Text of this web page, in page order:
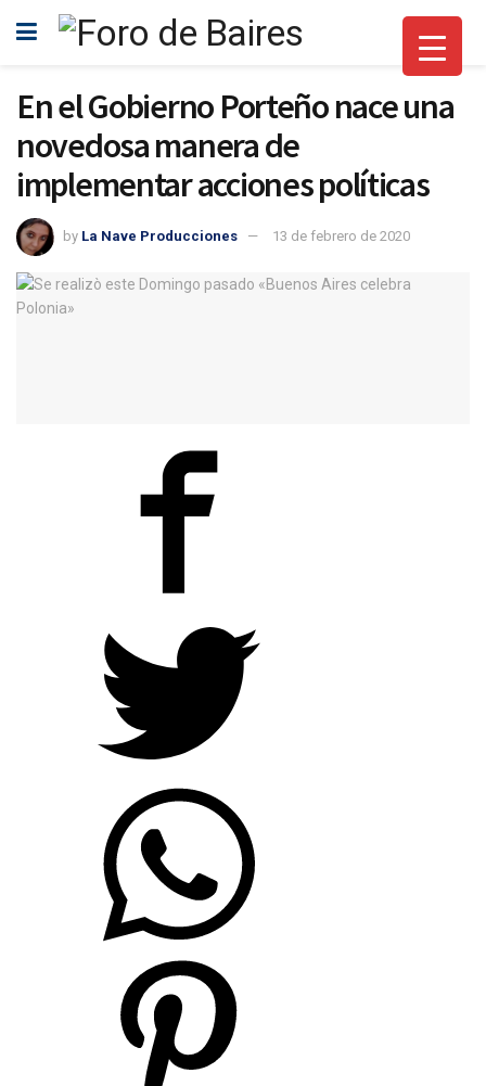
En el Gobierno Porteño nace una
novedosa manera de
implementar acciones políticas
by La Nave Producciones 13 de febrero de 2020